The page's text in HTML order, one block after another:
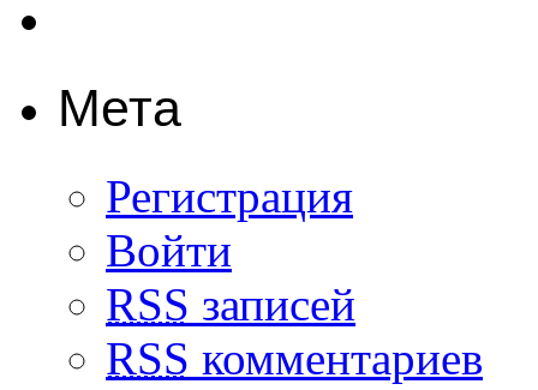
Мета
Регистрация
Войти
RSS записей
RSS комментариев